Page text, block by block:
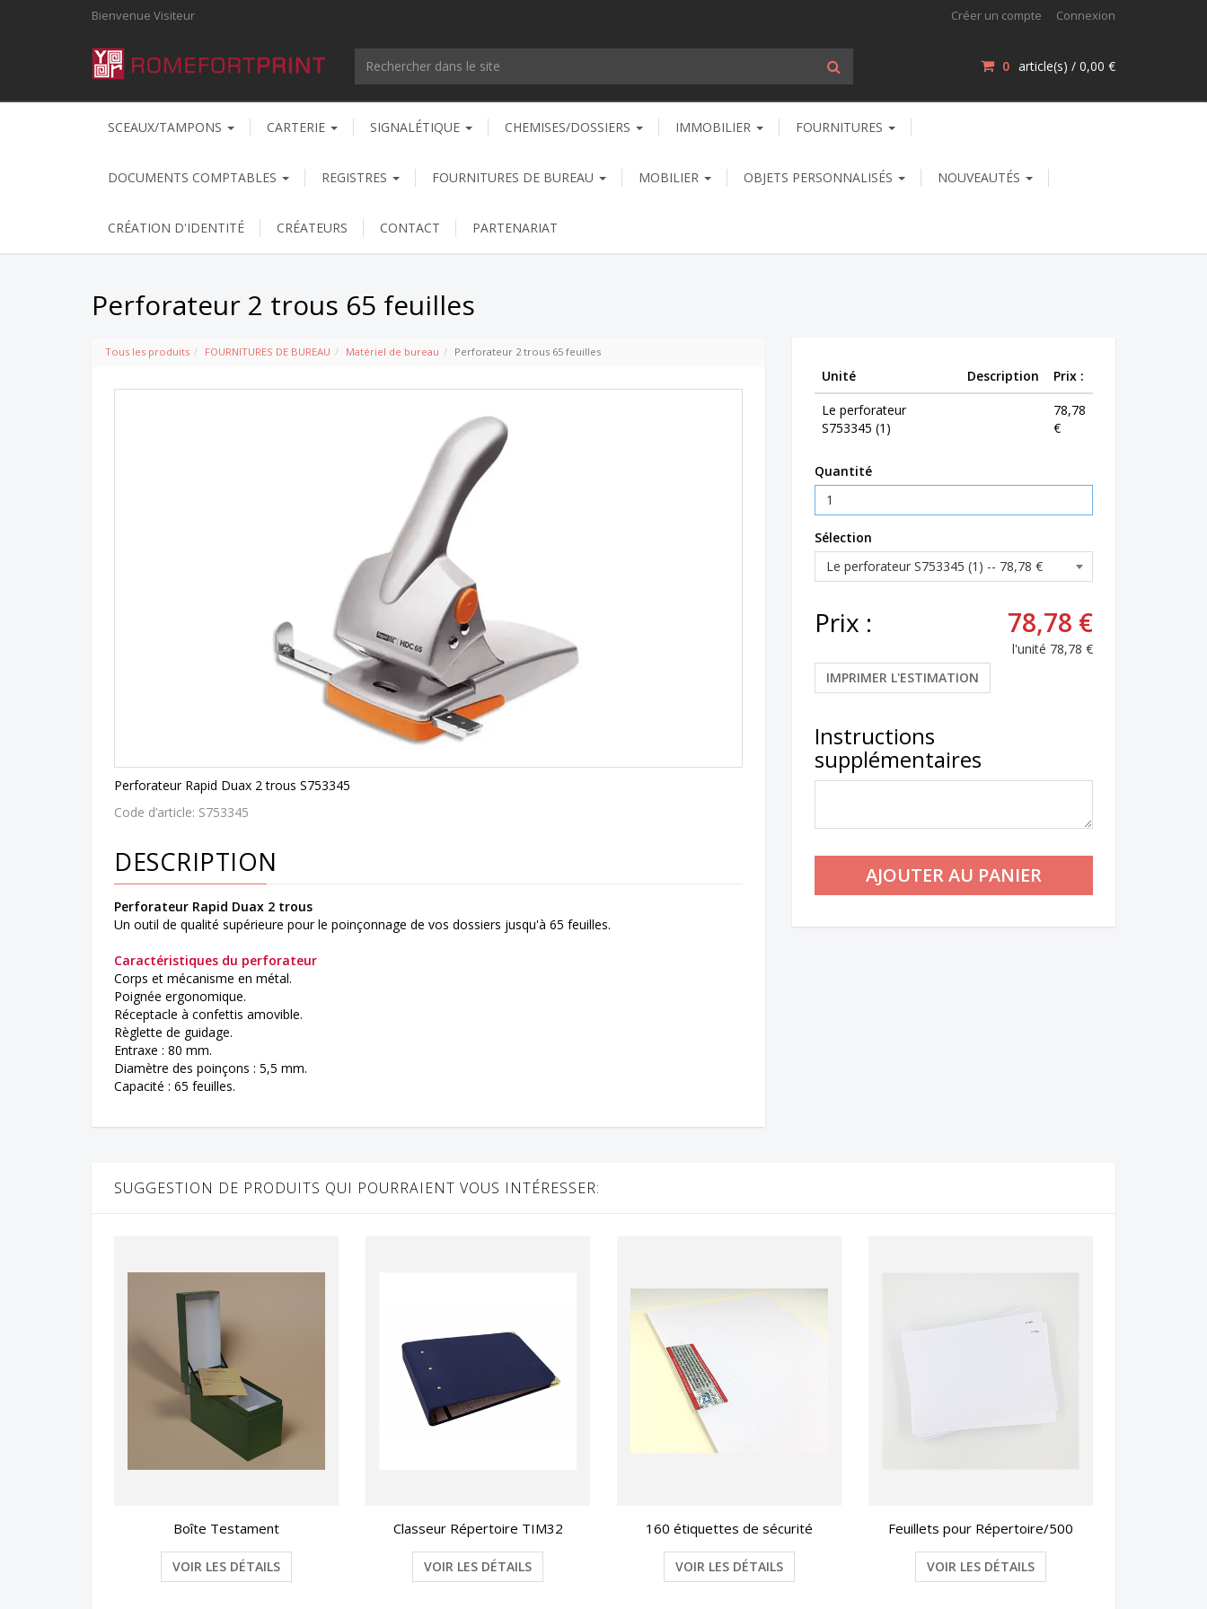
Bienvenue Visiteur Créer un compte Connexion
0 article(s) / 0,00 €
SCEAUX/TAMPONS CARTERIE SIGNALÉTIQUE CHEMISES/DOSSIERS IMMOBILIER FOURNITURES
DOCUMENTS COMPTABLES REGISTRES FOURNITURES DE BUREAU MOBILIER OBJETS PERSONNALISÉS NOUVEAUTÉS
CRÉATION D'IDENTITÉ CRÉATEURS CONTACT PARTENARIAT
Perforateur 2 trous 65 feuilles
Unité Description
Prix :
Le perforateur
S753345 (1)
78,78
€
Quantité
Sélection
Prix : 78,78 €
l'unité 78,78 €
IMPRIMER L'ESTIMATION
Instructions
supplémentaires
Tous les produits FOURNITURES DE BUREAU Matériel de bureau Perforateur 2 trous 65 feuilles
Perforateur Rapid Duax 2 trous S753345
Code d’article: S753345
DESCRIPTION
Perforateur Rapid Duax 2 trous
Un outil de qualité supérieure pour le poinçonnage de vos dossiers jusqu'à 65 feuilles.
Caractéristiques du perforateur
Corps et mécanisme en métal.
Poignée ergonomique.
Réceptacle à confettis amovible.
Règlette de guidage.
Entraxe : 80 mm.
Diamètre des poinçons : 5,5 mm.
Capacité : 65 feuilles.
SUGGESTION DE PRODUITS QUI POURRAIENT VOUS INTÉRESSER:
Boîte Testament
VOIR LES DÉTAILS
Classeur Répertoire TIM32
VOIR LES DÉTAILS
160 étiquettes de sécurité
VOIR LES DÉTAILS
Feuillets pour Répertoire/500
VOIR LES DÉTAILS